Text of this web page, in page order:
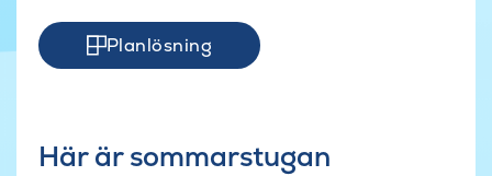
Planlösning
Här är sommarstugan